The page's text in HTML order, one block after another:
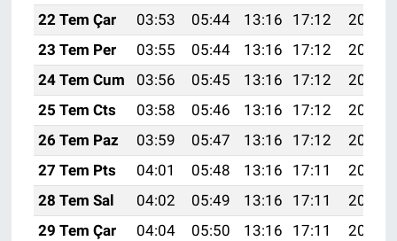
22 Tem Çar
03:53 05:44 13:16 17:12
20:38
23 Tem Per
03:55 05:44 13:16 17:12
20:37
24 Tem Cum
03:56 05:45 13:16 17:12
20:36
25 Tem Cts
03:58 05:46 13:16 17:12
20:35
26 Tem Paz
03:59 05:47 13:16 17:12
20:34
27 Tem Pts
04:01 05:48 13:16 17:11
20:33
28 Tem Sal
04:02 05:49 13:16 17:11
20:32
29 Tem Çar
04:04 05:50 13:16 17:11
20:31